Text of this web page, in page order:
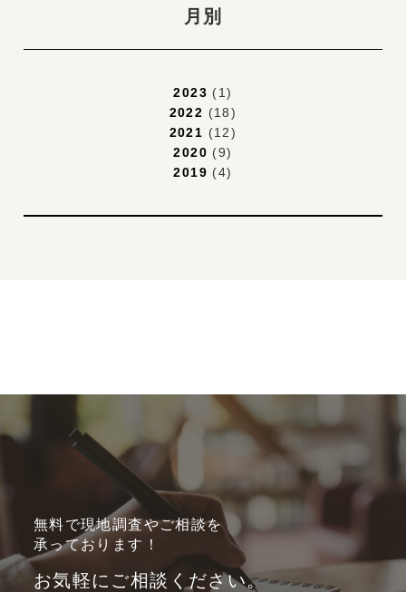
月別
2023 (1)
2022 (18)
2021 (12)
2020 (9)
2019 (4)
無料で現地調査やご相談を
承っております！
お気軽にご相談ください。